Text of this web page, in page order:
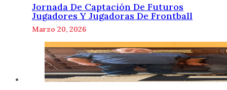
Jornada De Captación De Futuros
Jugadores Y Jugadoras De Frontball
Marzo 20, 2026